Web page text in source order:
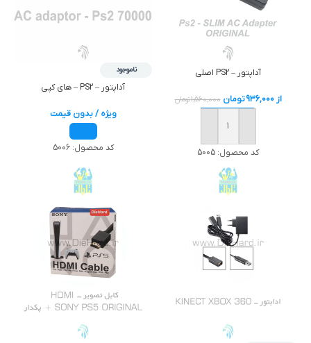
آداپتور – PS2 اصلی
از936,000تومان 1,560,000تومان
خرید
کد محصول: 5005
ناموجود
آداپتور – PS2 – هاي کپي
ویژه / بدون قیمت
کد محصول:5006